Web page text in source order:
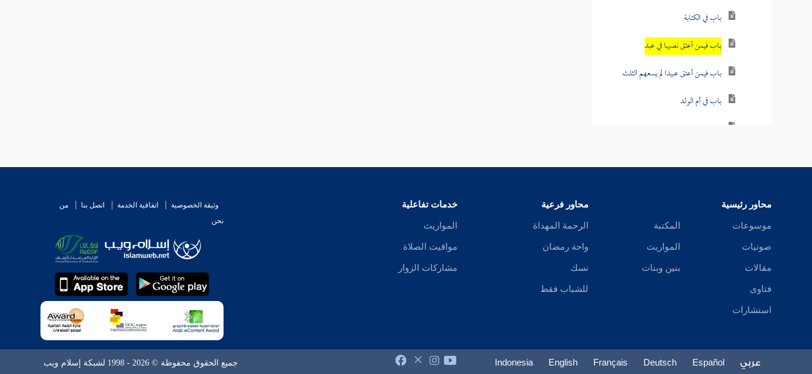
باب في الكتابة
باب فيمن أعتق نصيبا في عبد
باب فيمن أعتق عبيدا لم يسعهم الثلث
باب في أم الولد
كتاب النكاح
كتاب الأطعمة
كتاب الأشربة
كتاب اللباس
كتاب الجهاد
محاور رئيسية
موسوعات
صوتيات
مقالات
فتاوى
استشارات
المكتبة
المواريث
بنين وبنات
محاور فرعية
الرحمة المهداة
واحة رمضان
نسك
للشباب فقط
خدمات تفاعلية
المواريث
مواقيت الصلاة
مشاركات الزوار
وثيقة الخصوصية اتفاقية الخدمة اتصل بنا
من
نحن
عربي Español
Deutsch
Français
English
Indonesia جميع الحقوق محفوظة © 2026 - 1998 لشبكة إسلام ويب